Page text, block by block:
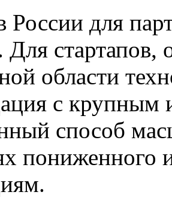
России для
Для стартапов,
области
с
способ
пониженного